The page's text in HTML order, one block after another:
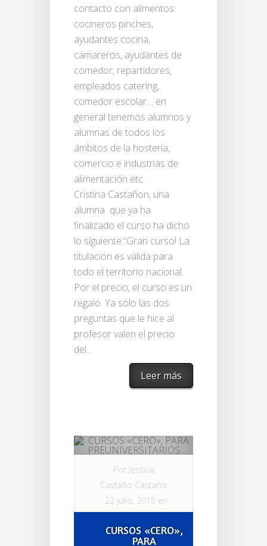
contacto con alimentos:
cocineros pinches,
ayudantes cocina,
camareros, ayudantes de
comedor, repartidores,
empleados catering,
comedor escolar… en
general tenemos alumnos y
alumnas de todos los
ámbitos de la hostería,
comercio e industrias de
alimentación etc.
Cristina Castañon, una
alumna que ya ha
finalizado el curso ha dicho
lo siguiente:“Gran curso! La
titulación es válida para
todo el territorio nacional.
Por el precio, el curso es un
regalo. Ya solo las dos
preguntas que le hice al
profesor valen el precio
del...
Leer más
CURSOS «CERO»,
PARA
Por Jessica
Castaño Castaño
22 julio, 2015 en
CURSOS|1
comentario